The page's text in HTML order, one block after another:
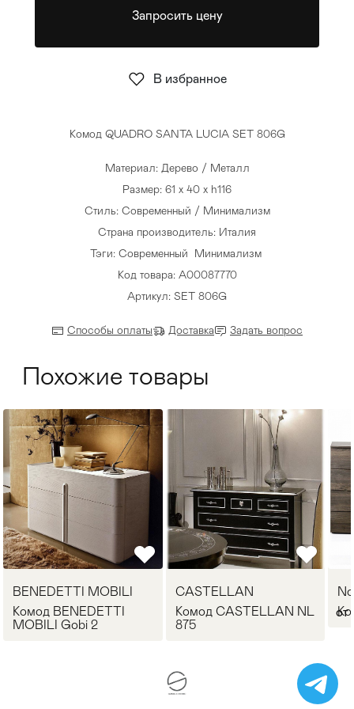
Комод QUADRO SANTA LUCIA SET 806G
Материал: Дерево / Металл
Размер: 61 x 40 x h116
Стиль: Современный / Минимализм
Страна производитель: Италия
Тэги: Современный Минимализм
Код товара: A00087770
Артикул: SET 806G
Способы оплаты Доставка Задать вопрос
Запросить цену
В избранное
Похожие товары
BENEDETTI MOBILI
Комод BENEDETTI
MOBILI Gobi 2
CASTELLAN
Комод CASTELLAN NL
875
от